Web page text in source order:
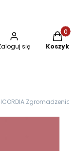
się Koszyk
Zgromadzenia